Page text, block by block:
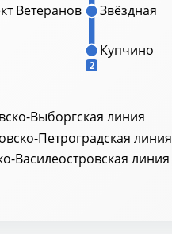
Выборгская линия
Петроградская линия
Василеостровская линия
2
Ветеранов
Купчино
Звёздная